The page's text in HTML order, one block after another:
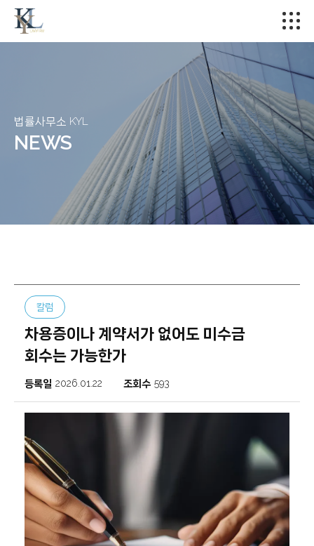
법률사무소 KYL
NEWS
칼럼
차용증이나 계약서가 없어도 미수금
회수는 가능한가
등록일 2026.01.22 조회수 593